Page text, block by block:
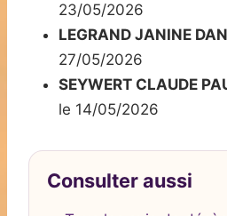
23/05/2026
LEGRAND JANINE
27/05/2026
SEYWERT CLAUDE
le 14/05/2026
Consulter aussi